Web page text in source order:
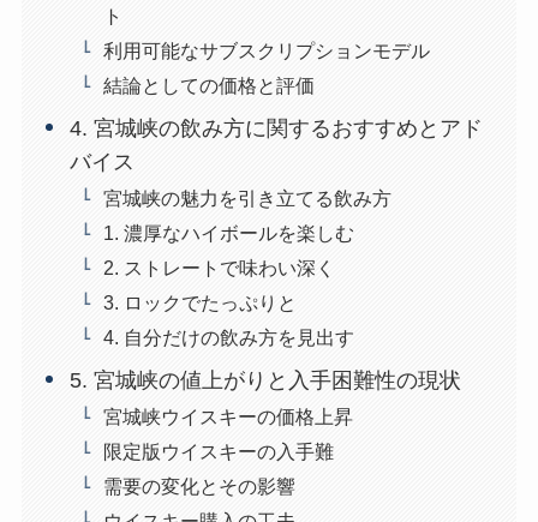
ト
利用可能なサブスクリプションモデル
結論としての価格と評価
4. 宮城峡の飲み方に関するおすすめとアド
バイス
宮城峡の魅力を引き立てる飲み方
1. 濃厚なハイボールを楽しむ
2. ストレートで味わい深く
3. ロックでたっぷりと
4. 自分だけの飲み方を見出す
5. 宮城峡の値上がりと入手困難性の現状
宮城峡ウイスキーの価格上昇
限定版ウイスキーの入手難
需要の変化とその影響